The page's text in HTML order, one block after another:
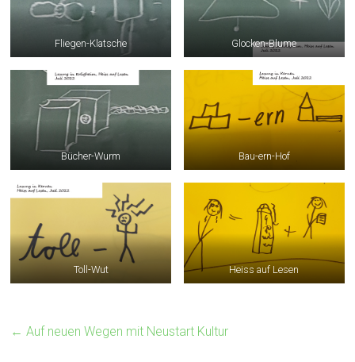
Fliegen-Klatsche Glocken-Blume
Bücher-Wurm Bau-ern-Hof
Toll-Wut Heiss auf Lesen
← Auf neuen Wegen mit Neustart Kultur